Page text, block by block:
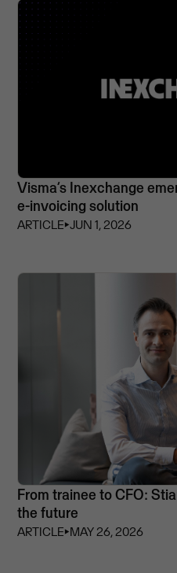
Visma’s Inexchange
e-invoicing solution
ARTICLE⏵JUN 1, 2026
From trainee to CFO:
the future
ARTICLE⏵MAY 26, 2026